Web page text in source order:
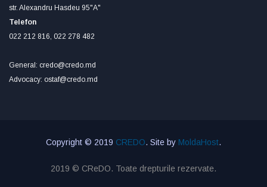
str. Alexandru Hasdeu 95"A"
Telefon
022 212 816, 022 278 482
General: credo@credo.md
Advocacy: ostaf@credo.md
Copyright © 2019 CREDO. Site by MoldaHost.
2019 © CReDO. Toate drepturile rezervate.